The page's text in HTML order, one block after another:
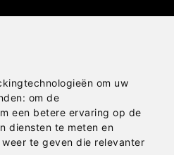
om uw
om de
een betere ervaring op de
diensten te meten en
te geven die relevanter